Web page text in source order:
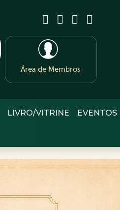
Área de Membros
LIVRO/VITRINE EVENTOS